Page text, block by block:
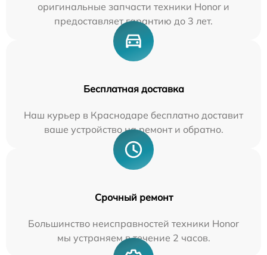
оригинальные запчасти техники Honor и
предоставляет гарантию до 3 лет.
Бесплатная доставка
Наш курьер в Краснодаре бесплатно доставит
ваше устройство на ремонт и обратно.
Срочный ремонт
Большинство неисправностей техники Honor
мы устраняем в течение 2 часов.